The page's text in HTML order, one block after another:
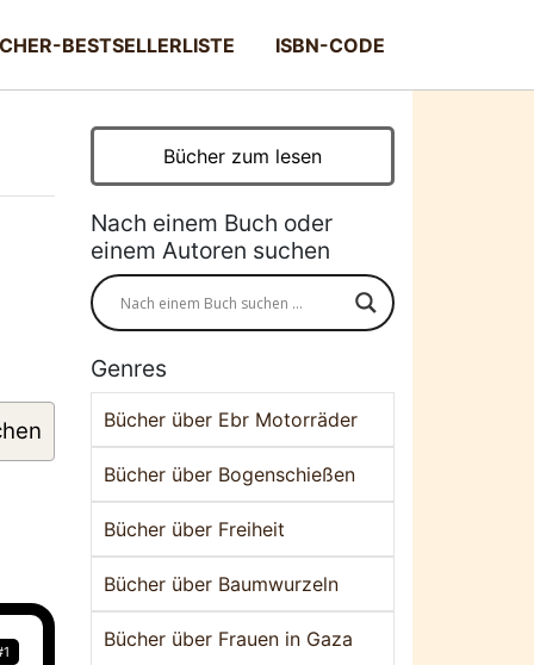
BESTSELLERLISTE ISBN-CODE
Bücher zum lesen
Nach einem Buch oder
einem Autoren suchen
Genres
Bücher über Ebr Motorräder
Bücher über Bogenschießen
Bücher über Freiheit
Bücher über Baumwurzeln
Bücher über Frauen in Gaza